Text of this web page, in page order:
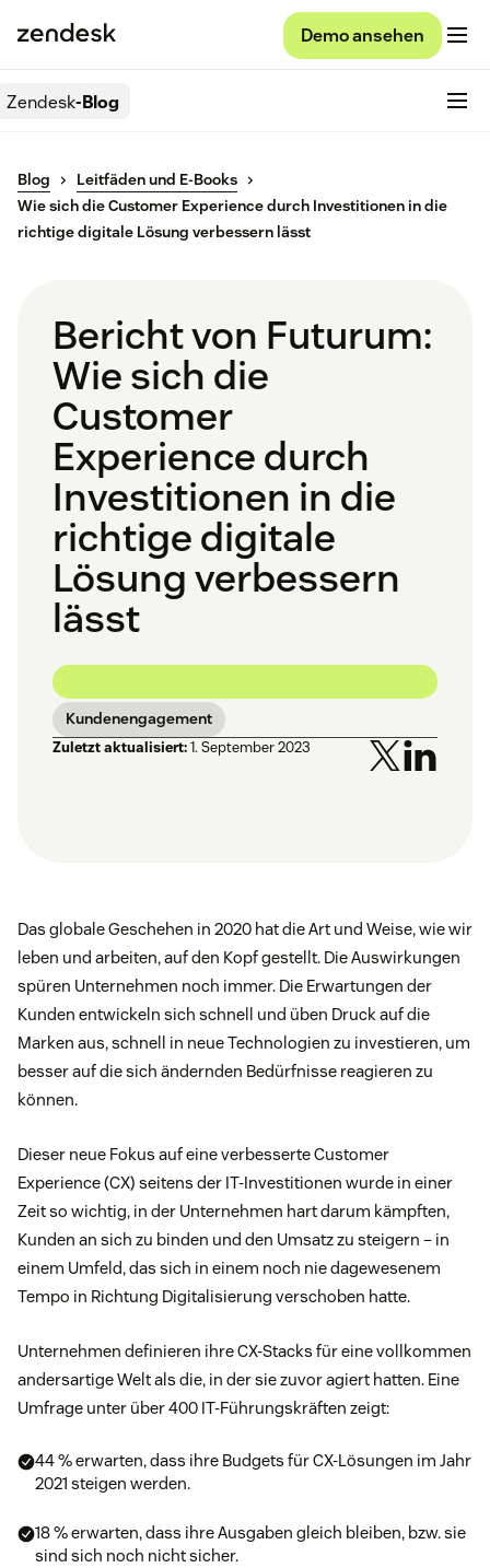
Demo ansehen
Zendesk-Blog
Blog
Leitfäden und E-Books
Wie sich die Customer Experience durch Investitionen in die
richtige digitale Lösung verbessern lässt
Bericht von Futurum:
Wie sich die
Customer
Experience durch
Investitionen in die
richtige digitale
Lösung verbessern
lässt
Kundenengagement
Zuletzt aktualisiert:1. September 2023
Das globale Geschehen in 2020 hat die Art und Weise, wie wir
leben und arbeiten, auf den Kopf gestellt. Die Auswirkungen
spüren Unternehmen noch immer. Die Erwartungen der
Kunden entwickeln sich schnell und üben Druck auf die
Marken aus, schnell in neue Technologien zu investieren, um
besser auf die sich ändernden Bedürfnisse reagieren zu
können.
Dieser neue Fokus auf eine verbesserte Customer
Experience (CX) seitens der IT-Investitionen wurde in einer
Zeit so wichtig, in der Unternehmen hart darum kämpften,
Kunden an sich zu binden und den Umsatz zu steigern – in
einem Umfeld, das sich in einem noch nie dagewesenem
Tempo in Richtung Digitalisierung verschoben hatte.
Unternehmen definieren ihre CX-Stacks für eine vollkommen
andersartige Welt als die, in der sie zuvor agiert hatten. Eine
Umfrage unter über 400 IT-Führungskräften zeigt:
44 % erwarten, dass ihre Budgets für CX-Lösungen im Jahr
2021 steigen werden.
18 % erwarten, dass ihre Ausgaben gleich bleiben, bzw. sie
sind sich noch nicht sicher.